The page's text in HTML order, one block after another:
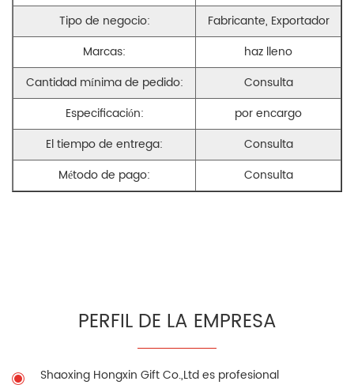
Tipo de negocio:
Fabricante, Exportador
Marcas:
haz lleno
Cantidad mínima de pedido:
Consulta
Especificación:
por encargo
El tiempo de entrega:
Consulta
Método de pago:
Consulta
PERFIL DE LA EMPRESA
Shaoxing Hongxin Gift Co.,Ltd es profesional